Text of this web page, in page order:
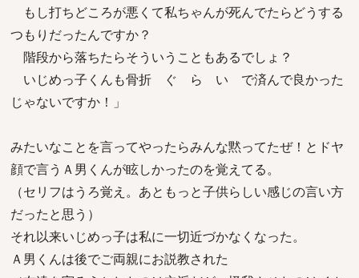
もし打ちどころが悪くて私ちゃんが死んでたらどうする
つもりだったんですか？
階段から落ちたらそういうこともあるでしょ？
いじめっ子くんも骨折 ぐ ら い で済んで良かった
じゃないですか！」
みたいなことを言ってやったらみんな黙ってたぜ！とドヤ
顔で言うＡ男くんが眩しかったのを覚えてる。
（セリフはうろ覚え。あともっと子供らしい感じの言い方
だったと思う）
それ以来いじめっ子は私に一切近づかなくなった。
Ａ男くんは後でご両親にお説教された